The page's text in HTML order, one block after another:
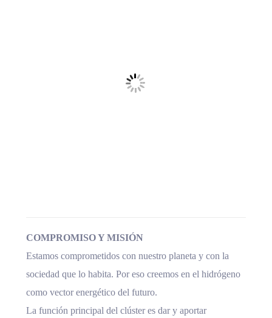
COMPROMISO Y MISIÓN
Estamos comprometidos con nuestro planeta y con la
sociedad que lo habita. Por eso creemos en el hidrógeno
como vector energético del futuro.
La función principal del clúster es dar y aportar